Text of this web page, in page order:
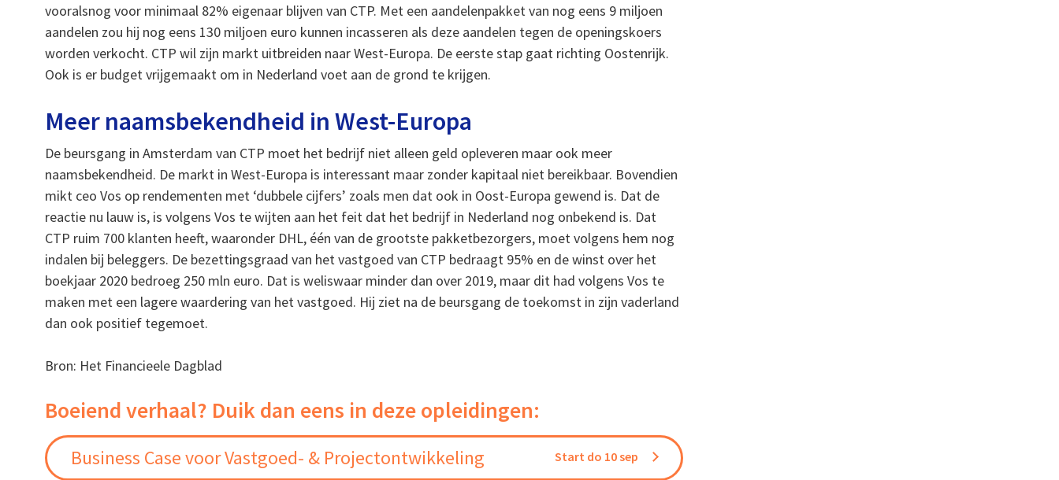
vooralsnog voor minimaal 82% eigenaar blijven van CTP. Met een aandelenpakket van nog eens 9 miljoen
aandelen zou hij nog eens 130 miljoen euro kunnen incasseren als deze aandelen tegen de openingskoers
worden verkocht. CTP wil zijn markt uitbreiden naar West-Europa. De eerste stap gaat richting Oostenrijk.
Ook is er budget vrijgemaakt om in Nederland voet aan de grond te krijgen.
Meer naamsbekendheid in West-Europa
De beursgang in Amsterdam van CTP moet het bedrijf niet alleen geld opleveren maar ook meer
naamsbekendheid. De markt in West-Europa is interessant maar zonder kapitaal niet bereikbaar. Bovendien
mikt ceo Vos op rendementen met ‘dubbele cijfers’ zoals men dat ook in Oost-Europa gewend is. Dat de
reactie nu lauw is, is volgens Vos te wijten aan het feit dat het bedrijf in Nederland nog onbekend is. Dat
CTP ruim 700 klanten heeft, waaronder DHL, één van de grootste pakketbezorgers, moet volgens hem nog
indalen bij beleggers. De bezettingsgraad van het vastgoed van CTP bedraagt 95% en de winst over het
boekjaar 2020 bedroeg 250 mln euro. Dat is weliswaar minder dan over 2019, maar dit had volgens Vos te
maken met een lagere waardering van het vastgoed. Hij ziet na de beursgang de toekomst in zijn vaderland
dan ook positief tegemoet.
Bron: Het Financieele Dagblad
Boeiend verhaal? Duik dan eens in deze opleidingen:
Business Case voor Vastgoed- & Projectontwikkeling Start do 10 sep